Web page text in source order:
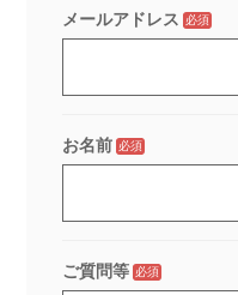
メールアドレス 必須
お名前 必須
ご質問等 必須